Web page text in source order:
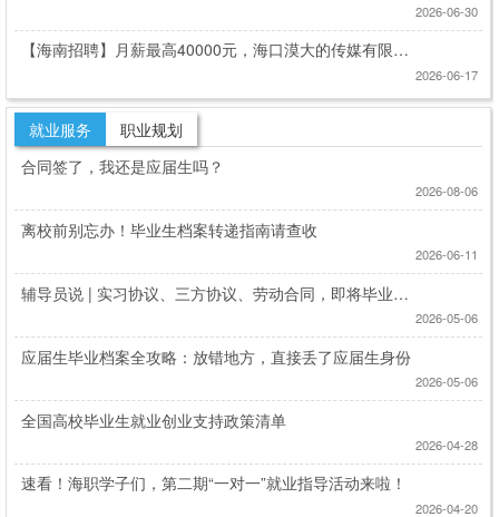
2026-06-30
【海南招聘】月薪最高40000元，海口漠大的传媒有限公
2026-06-17
就业服务
职业规划
合同签了，我还是应届生吗？
2026-08-06
离校前别忘办！毕业生档案转递指南请查收
2026-06-11
辅导员说 | 实习协议、三方协议、劳动合同，即将毕业的
2026-05-06
应届生毕业档案全攻略：放错地方，直接丢了应届生身份
2026-05-06
全国高校毕业生就业创业支持政策清单
2026-04-28
速看！海职学子们，第二期“一对一”就业指导活动来啦！
2026-04-20